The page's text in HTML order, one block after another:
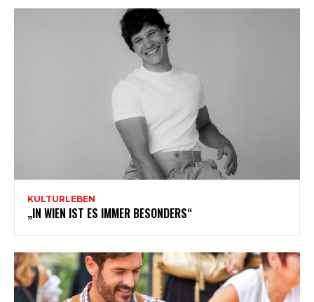
KULTURLEBEN
„IN WIEN IST ES IMMER BESONDERS“